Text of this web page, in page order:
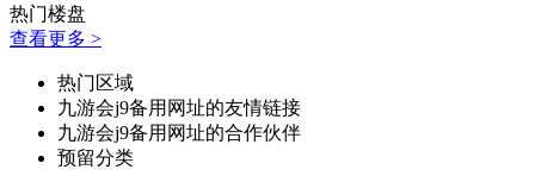
热门楼盘
查看更多 >
热门区域
九游会j9备用网址的友情链接
九游会j9备用网址的合作伙伴
预留分类